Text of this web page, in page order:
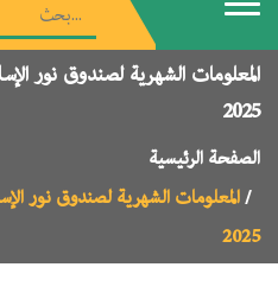
2025
الصفحة الرئيسية
2025